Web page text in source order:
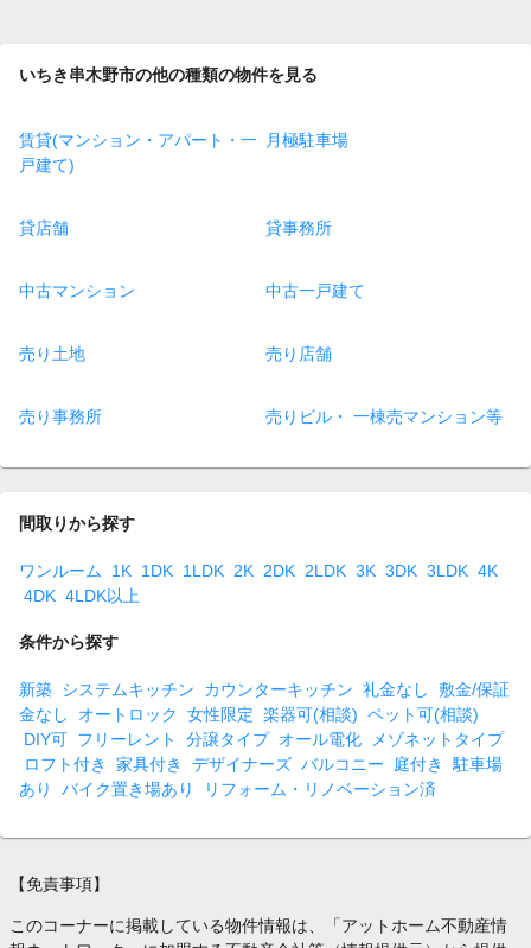
いちき串木野市の他の種類の物件を見る
賃貸(マンション・アパート・一
戸建て)
月極駐車場
貸店舗 貸事務所
中古マンション 中古一戸建て
売り土地 売り店舗
売り事務所 売りビル・ 一棟売マンション等
間取りから探す
ワンルーム 1K 1DK 1LDK 2K 2DK 2LDK 3K 3DK 3LDK 4K
4DK 4LDK以上
条件から探す
新築 システムキッチン カウンターキッチン 礼金なし
敷金/保証
金なし
オートロック 女性限定 楽器可(相談) ペット可(相談)
DIY可 フリーレント 分譲タイプ オール電化
メゾネットタイプ
ロフト付き
家具付き デザイナーズ バルコニー 庭付き
駐車場
あり
バイク置き場あり リフォーム・リノベーション済
【免責事項】
このコーナーに掲載している物件情報は、「アットホーム不動産情